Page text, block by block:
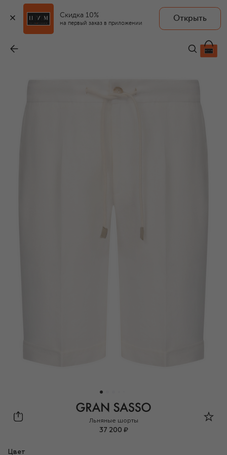
Скидка 10%
на первый заказ в приложении
Открыть
37 200 ₽
Gran Sasso
Льняные шорты
37 200 ₽
Цвет